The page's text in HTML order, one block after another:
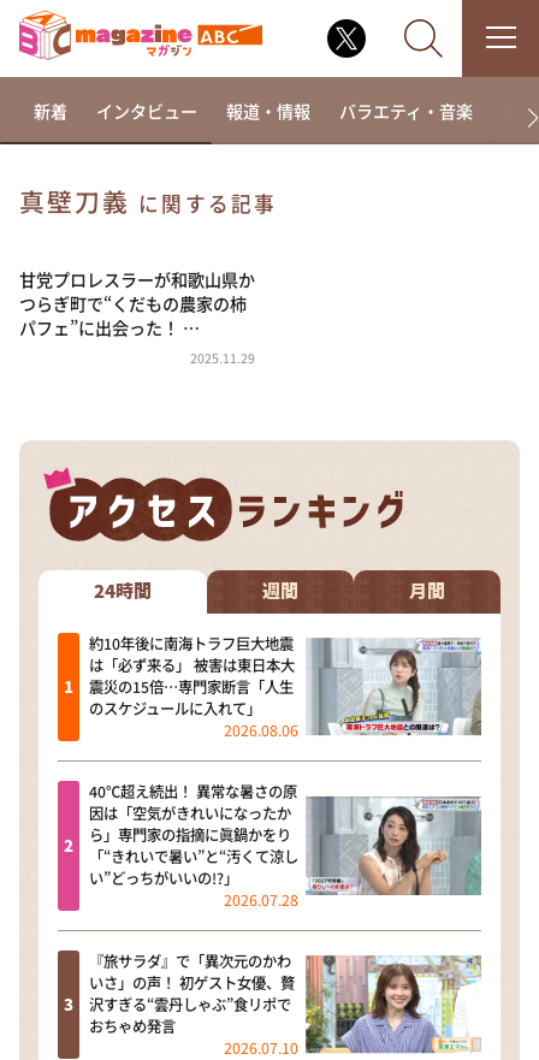
相席食堂
これ余談なんですけど・・・
～人生密着トークバラエティ！～ やすとものいたっ
河合＆A.B.C-Z塚田×福井アナ「なんでやねん！？」
（news おかえり）
DAIGOも台所 ～きょうの献立 何にする？～
本日はダイアンなり！シーズン２
朝だ！生です旅サラダ
教えて！ニュースライブ 正義のミカタ
ＬＩＦＥ～夢のカタチ～
新婚さんいらっしゃい！
ポツンと一軒家
ザキ山小屋本館
ぺこぱのまるスポ
新着 インタビュー 報道・情報 バラエティ・音楽 ド
真壁刀義 に関する記事
甘党プロレスラーが和歌山県か
つらぎ町で“くだもの農家の柿
パフェ”に出会った！ …
2025.11.29
24時間 週間 月間
約10年後に南海トラフ巨大地震
は「必ず来る」 被害は東日本大
震災の15倍…専門家断言「人生
のスケジュールに入れて」
2026.08.06
40℃超え続出！ 異常な暑さの原
因は「空気がきれいになったか
ら」専門家の指摘に眞鍋かをり
「“きれいで暑い”と“汚くて涼し
い”どっちがいいの!?」
2026.07.28
『旅サラダ』で「異次元のかわ
いさ」の声！ 初ゲスト女優、贅
沢すぎる“雲丹しゃぶ”食リポで
おちゃめ発言
2026.07.10